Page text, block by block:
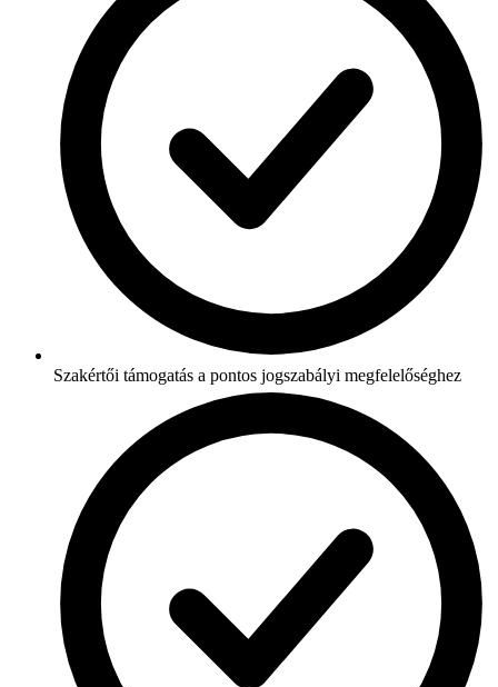
Szakértői támogatás a pontos jogszabályi megfelelőséghez